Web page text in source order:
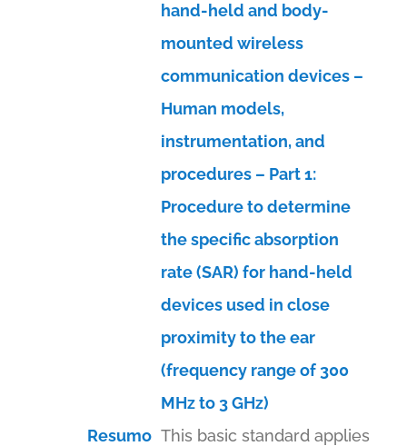
hand-held and body-
mounted wireless
communication devices –
Human models,
instrumentation, and
procedures – Part 1:
Procedure to determine
the specific absorption
rate (SAR) for hand-held
devices used in close
proximity to the ear
(frequency range of 300
MHz to 3 GHz)
Resumo This basic standard applies